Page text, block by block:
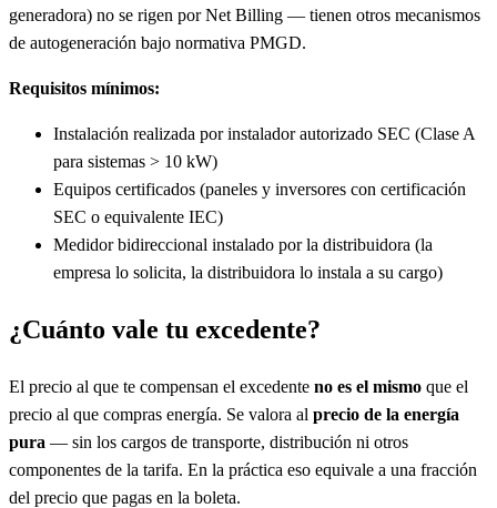
generadora) no se rigen por Net Billing — tienen otros mecanismos
de autogeneración bajo normativa PMGD.
Requisitos mínimos:
Instalación realizada por instalador autorizado SEC (Clase A
para sistemas > 10 kW)
Equipos certificados (paneles y inversores con certificación
SEC o equivalente IEC)
Medidor bidireccional instalado por la distribuidora (la
empresa lo solicita, la distribuidora lo instala a su cargo)
¿Cuánto vale tu excedente?
El precio al que te compensan el excedente no es el mismo que el
precio al que compras energía. Se valora al precio de la energía
pura — sin los cargos de transporte, distribución ni otros
componentes de la tarifa. En la práctica eso equivale a una fracción
del precio que pagas en la boleta.